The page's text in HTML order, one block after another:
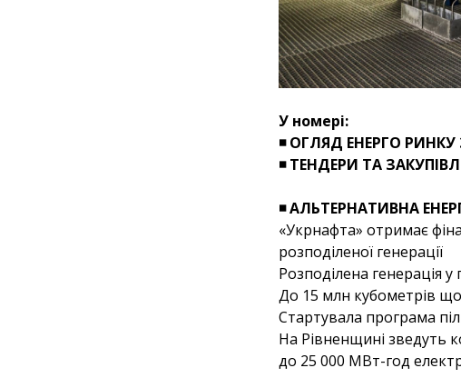
У номері:
◾ ОГЛЯД ЕНЕРГО
◾ ТЕНДЕРИ ТА
◾ АЛЬТЕРНАТИВНА
«Укрнафта» отримає
розподіленої генерації
Розподілена генерація
До 15 млн кубометрів
Стартувала програма
На Рівненщині зведуть
до 25 000 МВт-год